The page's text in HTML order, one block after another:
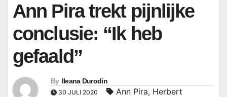
Ann Pira trekt pijnlijke
conclusie: “Ik heb
gefaald”
By Ileana Durodin
30 JULI 2020 Ann Pira, Herbert